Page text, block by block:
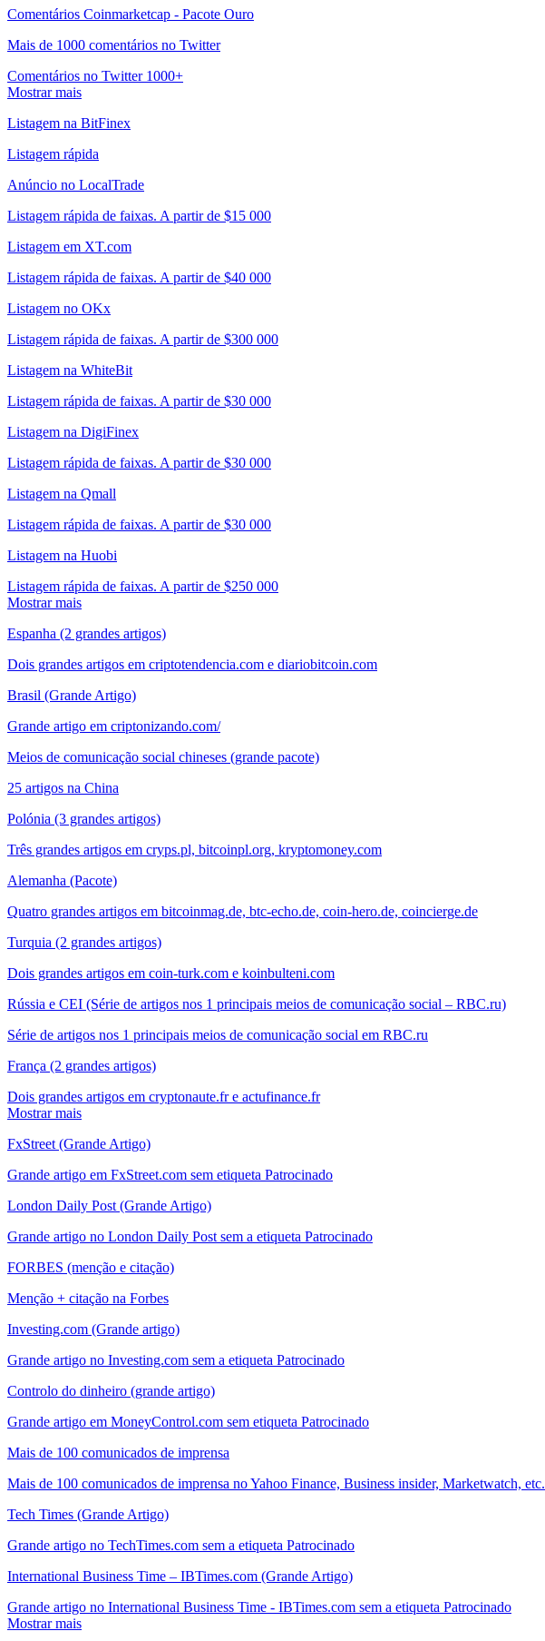
Comentários Coinmarketcap - Pacote Ouro
Mais de 1000 comentários no Twitter
Comentários no Twitter 1000+
Mostrar mais
Listagem na BitFinex
Listagem rápida
Anúncio no LocalTrade
Listagem rápida de faixas. A partir de $15 000
Listagem em XT.com
Listagem rápida de faixas. A partir de $40 000
Listagem no OKx
Listagem rápida de faixas. A partir de $300 000
Listagem na WhiteBit
Listagem rápida de faixas. A partir de $30 000
Listagem na DigiFinex
Listagem rápida de faixas. A partir de $30 000
Listagem na Qmall
Listagem rápida de faixas. A partir de $30 000
Listagem na Huobi
Listagem rápida de faixas. A partir de $250 000
Mostrar mais
Espanha (2 grandes artigos)
Dois grandes artigos em criptotendencia.com e diariobitcoin.com
Brasil (Grande Artigo)
Grande artigo em criptonizando.com/
Meios de comunicação social chineses (grande pacote)
25 artigos na China
Polónia (3 grandes artigos)
Três grandes artigos em cryps.pl, bitcoinpl.org, kryptomoney.com
Alemanha (Pacote)
Quatro grandes artigos em bitcoinmag.de, btc-echo.de, coin-hero.de, coincierge.de
Turquia (2 grandes artigos)
Dois grandes artigos em coin-turk.com e koinbulteni.com
Rússia e CEI (Série de artigos nos 1 principais meios de comunicação social – RBC.ru)
Série de artigos nos 1 principais meios de comunicação social em RBC.ru
França (2 grandes artigos)
Dois grandes artigos em cryptonaute.fr e actufinance.fr
Mostrar mais
FxStreet (Grande Artigo)
Grande artigo em FxStreet.com sem etiqueta Patrocinado
London Daily Post (Grande Artigo)
Grande artigo no London Daily Post sem a etiqueta Patrocinado
FORBES (menção e citação)
Menção + citação na Forbes
Investing.com (Grande artigo)
Grande artigo no Investing.com sem a etiqueta Patrocinado
Controlo do dinheiro (grande artigo)
Grande artigo em MoneyControl.com sem etiqueta Patrocinado
Mais de 100 comunicados de imprensa
Mais de 100 comunicados de imprensa no Yahoo Finance, Business insider, Marketwatch, etc.
Tech Times (Grande Artigo)
Grande artigo no TechTimes.com sem a etiqueta Patrocinado
International Business Time – IBTimes.com (Grande Artigo)
Grande artigo no International Business Time - IBTimes.com sem a etiqueta Patrocinado
Mostrar mais